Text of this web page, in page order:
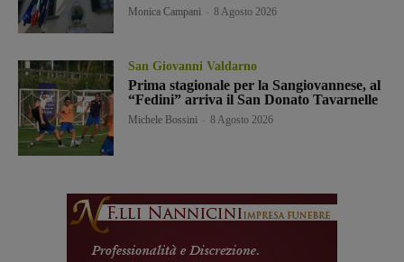
Monica Campani 8 Agosto 2026
San Giovanni Valdarno
Prima stagionale per la Sangiovannese, al
“Fedini” arriva il San Donato Tavarnelle
Michele Bossini 8 Agosto 2026